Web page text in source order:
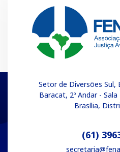
Setor de Diversões Sul,
Baracat, 2º Andar -
Brasília,
(61)